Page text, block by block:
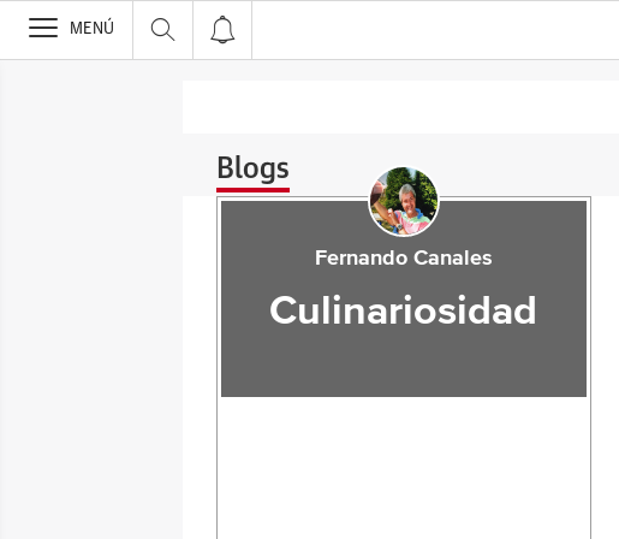
>
MENÚ
Blogs
Fernando Canales
Culinariosidad